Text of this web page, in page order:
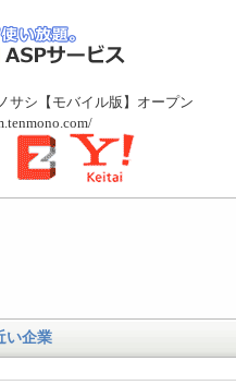
サシ【モバイル版】オープン
い企業